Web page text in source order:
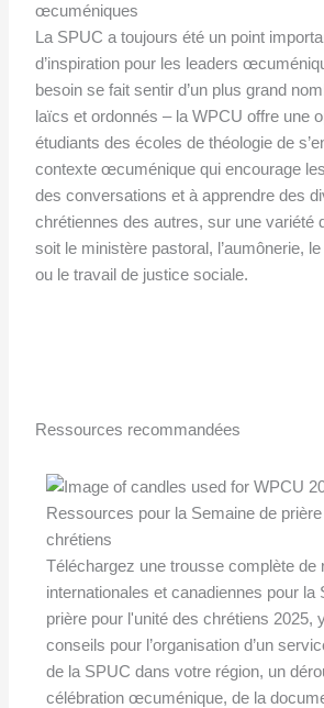
œcuméniques
La SPUC a toujours été un point
d’inspiration pour les leaders
besoin se fait sentir d’un plus grand
laïcs et ordonnés – la WPCU offre une
étudiants des écoles de théologie de
contexte œcuménique qui encourage
des conversations et à apprendre des
chrétiennes des autres, sur une variété
soit le ministère pastoral, l’aumônerie,
ou le travail de justice sociale.
Ressources recommandées
Ressources pour la Semaine de
chrétiens
Téléchargez une trousse complète de
internationales et canadiennes pour la
prière pour l'unité des chrétiens 2025,
conseils pour l’organisation d’un
de la SPUC dans votre région, un
célébration œcuménique, de la